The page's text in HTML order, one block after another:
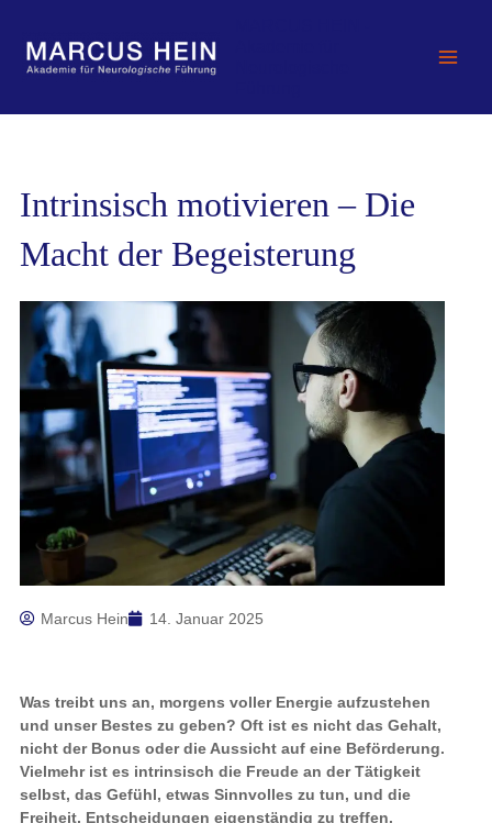
springen
Intrinsisch motivieren – Die
Macht der Begeisterung
Marcus Hein 14. Januar 2025
Was treibt uns an, morgens voller Energie aufzustehen
und unser Bestes zu geben? Oft ist es nicht das Gehalt,
nicht der Bonus oder die Aussicht auf eine Beförderung.
Vielmehr ist es intrinsisch die Freude an der Tätigkeit
selbst, das Gefühl, etwas Sinnvolles zu tun, und die
Freiheit, Entscheidungen eigenständig zu treffen.